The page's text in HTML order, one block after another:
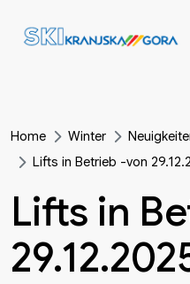
Home Winter
Lifts in Betrieb -von
Lifts in